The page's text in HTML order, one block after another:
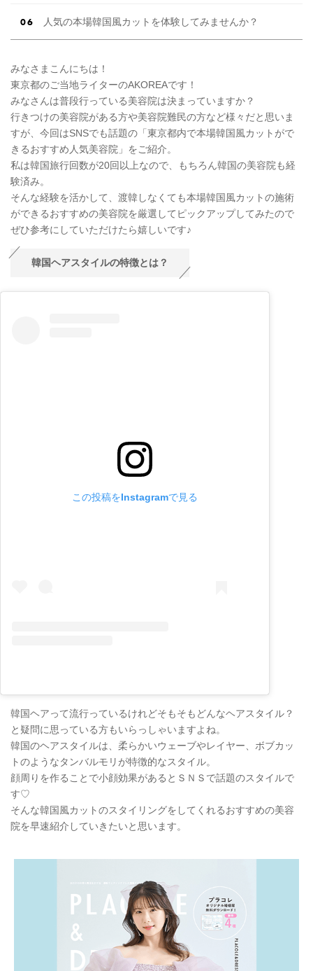
人気の本場韓国風カットを体験してみませんか？
みなさまこんにちは！
東京都のご当地ライターのAKOREAです！
みなさんは普段行っている美容院は決まっていますか？
行きつけの美容院がある方や美容院難民の方など様々だと思いま
すが、今回はSNSでも話題の「東京都内で本場韓国風カットがで
きるおすすめ人気美容院」をご紹介。
私は韓国旅行回数が20回以上なので、もちろん韓国の美容院も経
験済み。
そんな経験を活かして、渡韓しなくても本場韓国風カットの施術
ができるおすすめの美容院を厳選してピックアップしてみたので
ぜひ参考にしていただけたら嬉しいです♪
韓国ヘアスタイルの特徴とは？
この投稿をInstagramで見る
韓国ヘアって流行っているけれどそもそもどんなヘアスタイル？
と疑問に思っている方もいらっしゃいますよね。
韓国のヘアスタイルは、柔らかいウェーブやレイヤー、ボブカッ
トのようなタンバルモリが特徴的なスタイル。
顔周りを作ることで小顔効果があるとＳＮＳで話題のスタイルで
す♡
そんな韓国風カットのスタイリングをしてくれるおすすめの美容
院を早速紹介していきたいと思います。